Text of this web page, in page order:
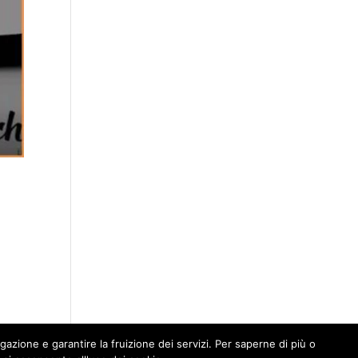
e garantire la fruizione dei servizi. Per saperne di più o